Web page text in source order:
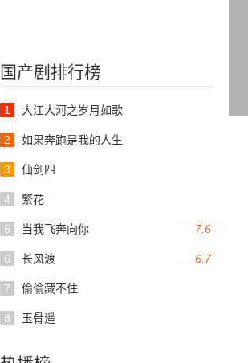
国产剧排行榜
1 大江大河之岁月如歌
2 如果奔跑是我的人生
3 仙剑四
4 繁花
7.6
5 当我飞奔向你
6.7
6 长风渡
7 偷偷藏不住
8 玉骨遥